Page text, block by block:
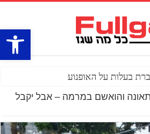
פתח
בעלות על האופנוע
והואשם במרמה – אבל יקבל